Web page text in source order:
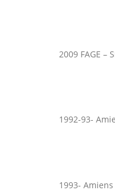
2009 FAGE –
1992-93-
1993-